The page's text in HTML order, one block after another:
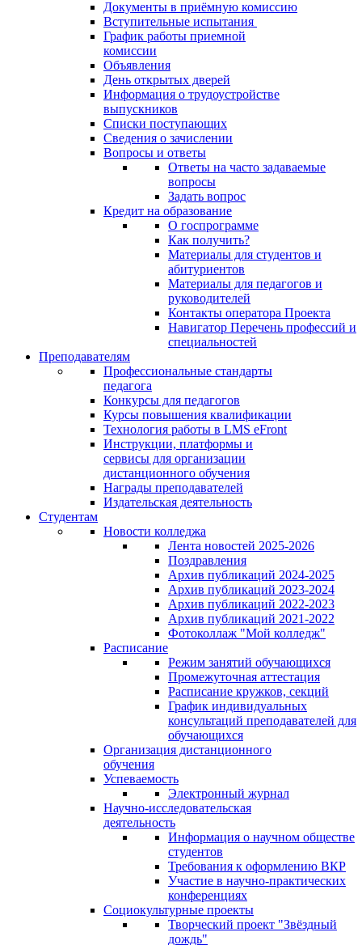
Документы в приёмную комиссию
Вступительные испытания
График работы приемной
комиссии
Объявления
День открытых дверей
Информация о трудоустройстве
выпускников
Списки поступающих
Сведения о зачислении
Вопросы и ответы
Ответы на часто задаваемые
вопросы
Задать вопрос
Кредит на образование
О госпрограмме
Как получить?
Материалы для студентов и
абитуриентов
Материалы для педагогов и
руководителей
Контакты оператора Проекта
Навигатор Перечень профессий и
специальностей
Преподавателям
Профессиональные стандарты
педагога
Конкурсы для педагогов
Курсы повышения квалификации
Технология работы в LMS eFront
Инструкции, платформы и
сервисы для организации
дистанционного обучения
Награды преподавателей
Издательская деятельность
Студентам
Новости колледжа
Лента новостей 2025-2026
Поздравления
Архив публикаций 2024-2025
Архив публикаций 2023-2024
Архив публикаций 2022-2023
Архив публикаций 2021-2022
Фотоколлаж "Мой колледж"
Расписание
Режим занятий обучающихся
Промежуточная аттестация
Расписание кружков, секций
График индивидуальных
консультаций преподавателей для
обучающихся
Организация дистанционного
обучения
Успеваемость
Электронный журнал
Научно-исследовательская
деятельность
Информация о научном обществе
студентов
Требования к оформлению ВКР
Участие в научно-практических
конференциях
Социокультурные проекты
Творческий проект "Звёздный
дождь"